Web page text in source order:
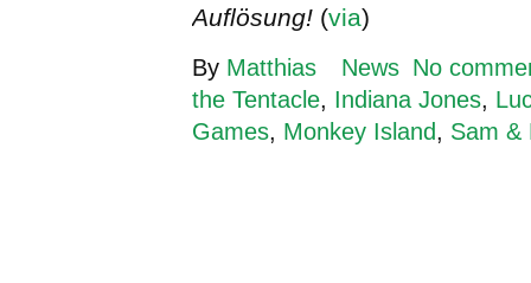
Auflösung! (via)
By Matthias News No
the Tentacle, Indiana Jones,
Games, Monkey Island, Sam &